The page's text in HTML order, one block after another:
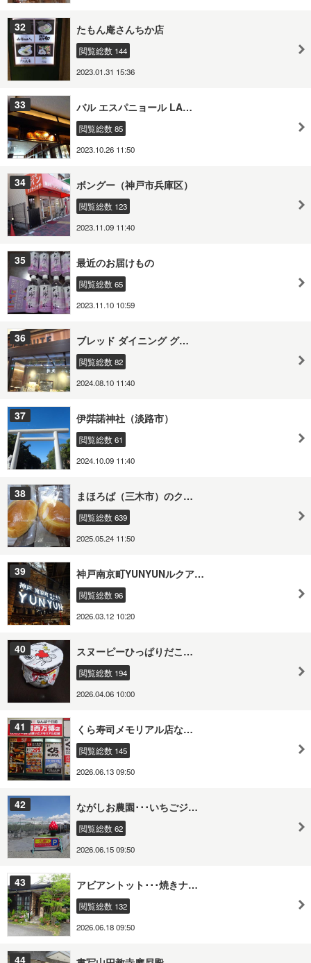
32 たもん庵さんちか店
閲覧総数 144
2023.01.31 15:36
33 バル エスパニョール LA…
閲覧総数 85
2023.10.26 11:50
34 ボングー（神戸市兵庫区）
閲覧総数 123
2023.11.09 11:40
35 最近のお届けもの
閲覧総数 65
2023.11.10 10:59
36 ブレッド ダイニング グ…
閲覧総数 82
2024.08.10 11:40
37 伊弉諾神社（淡路市）
閲覧総数 61
2024.10.09 11:40
38 まほろば（三木市）のク…
閲覧総数 639
2025.05.24 11:50
39 神戸南京町YUNYUNルクア…
閲覧総数 96
2026.03.12 10:20
40 スヌーピーひっぱりだこ…
閲覧総数 194
2026.04.06 10:00
41 くら寿司メモリアル店な…
閲覧総数 145
2026.06.13 09:50
42 ながしお農園･･･いちごジ…
閲覧総数 62
2026.06.15 09:50
43 アビアントット･･･焼きナ…
閲覧総数 132
2026.06.18 09:50
44